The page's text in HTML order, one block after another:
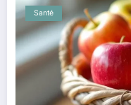
Santé